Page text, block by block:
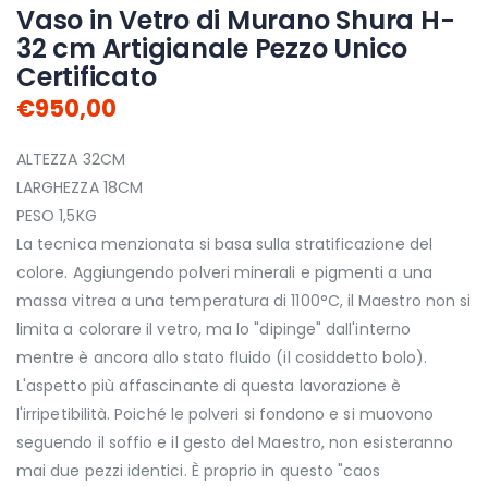
Vaso in Vetro di Murano Shura H-
32 cm Artigianale Pezzo Unico
Certificato
€950,00
ALTEZZA 32CM
LARGHEZZA 18CM
PESO 1,5KG
La tecnica menzionata si basa sulla stratificazione del
colore. Aggiungendo polveri minerali e pigmenti a una
massa vitrea a una temperatura di 1100°C, il Maestro non si
limita a colorare il vetro, ma lo "dipinge" dall'interno
mentre è ancora allo stato fluido (il cosiddetto bolo).
L'aspetto più affascinante di questa lavorazione è
l'irripetibilità. Poiché le polveri si fondono e si muovono
seguendo il soffio e il gesto del Maestro, non esisteranno
mai due pezzi identici. È proprio in questo "caos